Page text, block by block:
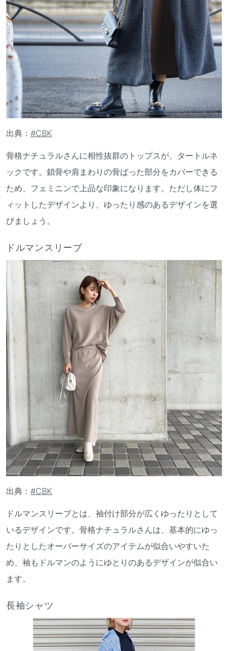
出典： #CBK
骨格ナチュラルさんに相性抜群のトップスが、タートルネ
ックです。鎖骨や肩まわりの骨ばった部分をカバーできる
ため、フェミニンで上品な印象になります。ただし体にフ
ィットしたデザインより、ゆったり感のあるデザインを選
びましょう。
ドルマンスリーブ
出典： #CBK
ドルマンスリーブとは、袖付け部分が広くゆったりとして
いるデザインです。骨格ナチュラルさんは、基本的にゆっ
たりとしたオーバーサイズのアイテムが似合いやすいた
め、袖もドルマンのようにゆとりのあるデザインが似合い
ます。
長袖シャツ